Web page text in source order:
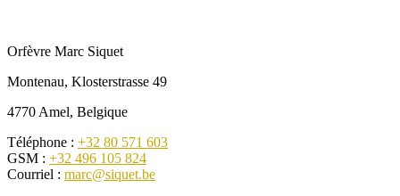
Orfèvre Marc Siquet
Montenau, Klosterstrasse 49
4770 Amel, Belgique
Téléphone : +32 80 571 603
GSM : +32 496 105 824
Courriel : marc@siquet.be